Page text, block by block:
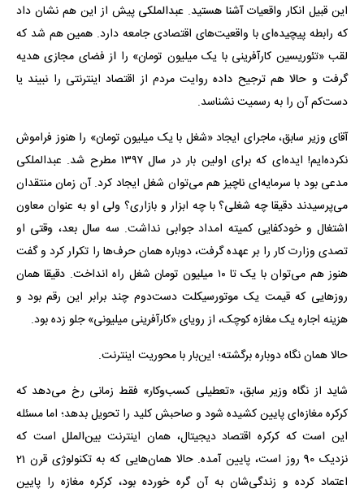
این قبیل انکار واقعیات آشنا هستید. عبدالملکی پیش از این هم نشان داد
که رابطه پیچیده‌ای با واقعیت‌های اقتصادی جامعه دارد. همین هم شد که
لقب «تئوریسین کارآفرینی با یک میلیون تومان» را از فضای مجازی هدیه
گرفت و حالا هم ترجیح داده روایت مردم از اقتصاد اینترنتی را نبیند یا
دست‌کم آن را به رسمیت نشناسد.
آقای وزیر سابق، ماجرای ایجاد «شغل با یک میلیون تومان» را هنوز فراموش
نکرده‌ایم! ایده‌ای که برای اولین بار در سال ۱۳۹۷ مطرح شد. عبدالملکی
مدعی بود با سرمایه‌ای ناچیز هم می‌توان شغل ایجاد کرد. آن زمان منتقدان
می‌پرسیدند دقیقا چه شغلی؟ با چه ابزار و بازاری؟ ولی او به عنوان معاون
اشتغال و خودکفایی کمیته امداد جوابی نداشت. سه سال بعد، وقتی او
تصدی وزارت کار را بر عهده گرفت، دوباره همان حرف‌ها را تکرار کرد و گفت
هنوز هم می‌توان با یک تا ۱۰ میلیون تومان شغل راه انداخت. دقیقا همان
روزهایی که قیمت یک موتورسیکلت دست‌دوم چند برابر این رقم بود و
هزینه اجاره یک مغازه کوچک، از رویای «کارآفرینی میلیونی» جلو زده بود.
حالا همان نگاه دوباره برگشته؛ این‌بار با محوریت اینترنت.
شاید از نگاه وزیر سابق، «تعطیلی کسب‌وکار» فقط زمانی رخ می‌دهد که
کرکره مغازه‌ای پایین کشیده شود و صاحبش کلید را تحویل بدهد؛ اما مسئله
این است که کرکره اقتصاد دیجیتال، همان اینترنت بین‌الملل است که
نزدیک 90 روز است، پایین آمده. حالا همان‌هایی که به تکنولوژی قرن 21
اعتماد کرده و زندگی‌شان به آن گره خورده بود، کرکره مغازه را پایین